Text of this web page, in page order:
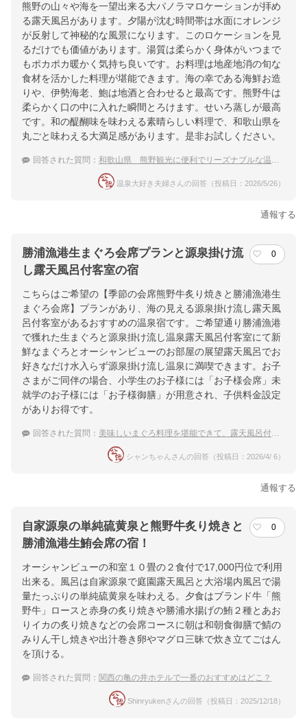
熊野の山々や海を一望出来る大パノラマロケーションが拝め
る露天風呂があります。夕陽が沈む時間帯は水面にオレンジ
が反射して神秘的な風景になります。このロケーションを見
るだけでも価値があります。湯質は柔らかく身体がいつまで
もポカポカ暖かく気持ち良いです。お料理は地産地消の旬な
食材を活かした料理が堪能できます。海の幸である海鮮お造
りや、伊勢海老、鮑は地酒と合わせると最高です。熊野牛は
柔らかく口の中に入れた瞬間とろけます。せいろ蒸しが最高
です。和の醍醐味を味わえる素晴らしい料理で、和歌山県を
丸ごと味わえる大満足感があります。是非お試しください。
回答された質問： 和歌山県 熊野観光に便利でリーズナブルな温泉宿を教えてください！
温泉大好き夫婦さんの回答（投稿日：2026/5/26）
通報する
勝浦漁港生まぐろ会席プランと源泉掛け流
し露天風呂付客室の宿
0
こちらはご希望の【季節の会席熊野牛炙り焼きと勝浦漁港生
まぐろ会席】プランがあり、海の見える源泉掛け流し露天風
呂付客室があるおすすめの温泉宿です。ご希望通り勝浦漁港
で獲れた生まぐろと源泉掛け流し温泉露天風呂付客室にて新
鮮なまぐろとオーシャンビューのお部屋の展望露天風呂でお
好きなだけ水入らず源泉掛け流し温泉に満喫できます。お子
さまがご同伴の場合、小学生のお子様には「お子様会席」未
就学のお子様には「お子様御膳」が用意され、子供料金設定
がありお得です。
回答された質問： 美味しいまぐろ料理を堪能できて、露天風呂付客室がある勝浦温泉の宿を教えてください。
シャンちゃんさんの回答（投稿日：2026/4/ 6）
通報する
自家源泉の単純硫黄泉と熊野牛炙り焼きと
勝浦漁港生鮪会席の宿！
0
オーシャンビューの和室１０畳の２食付で17,000円位で利用
出来る。風呂は自家源泉で庭園露天風呂と大浴場内風呂で湯
量たっぷりの単純硫黄泉を味わえる。夕食はブランド牛「熊
野牛」ロースと赤身の炙り焼きや勝浦水揚げの鮪２種とあお
りイカの炙り焼きなどの会席コースに朝は和朝食御膳で鯖の
みりん干し焼きや出汁巻き卵やマグロ三昧で炊き立てごはん
を頂ける。
回答された質問： 関西の亀の井ホテルで一番のおすすめはどこ？
Shinryukenさんの回答（投稿日：2025/12/18）